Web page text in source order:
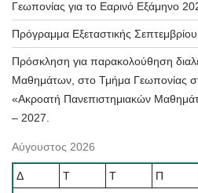
Γεωπονίας για το Εαρινό Εξάμηνο
Πρόγραμμα Εξεταστικής
Πρόσκληση για παρακολούθηση
Μαθημάτων, στο Τμήμα Γεωπονίας
«Ακροατή Πανεπιστημιακών
– 2027.
Αύγουστος 2026
Δ Τ Τ Π